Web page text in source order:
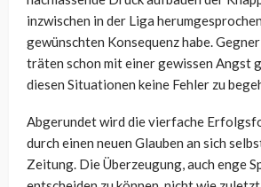
inzwischen in der Liga
gewünschten Konsequenz habe.
träten schon mit einer gewissen Angst
diesen Situationen keine Fehler zu
Abgerundet wird die vierfache
durch einen neuen Glauben an sich
Zeitung. Die Überzeugung, auch enge